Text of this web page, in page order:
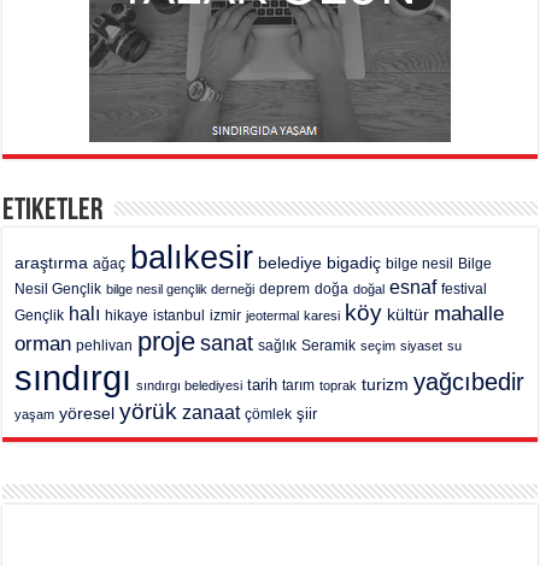
Etiketler
araştırma ağaç balıkesir belediye bigadiç bilge nesil
Bilge
Nesil Gençlik bilge nesil gençlik derneği deprem doğa doğal esnaf festival
Gençlik halı hikaye istanbul izmir jeotermal karesi köy kültür mahalle
orman pehlivan proje sanat sağlık Seramik seçim siyaset su
sındırgı sındırgı belediyesi tarih tarım toprak turizm yağcıbedir
yaşam yöresel yörük zanaat çömlek şiir